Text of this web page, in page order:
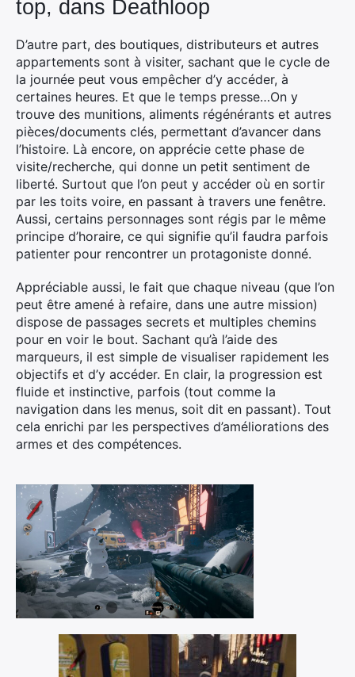
top, dans Deathloop
D’autre part, des boutiques, distributeurs et autres
appartements sont à visiter, sachant que le cycle de
la journée peut vous empêcher d’y accéder, à
certaines heures. Et que le temps presse…On y
trouve des munitions, aliments régénérants et autres
pièces/documents clés, permettant d’avancer dans
l’histoire. Là encore, on apprécie cette phase de
visite/recherche, qui donne un petit sentiment de
liberté. Surtout que l’on peut y accéder où en sortir
par les toits voire, en passant à travers une fenêtre.
Aussi, certains personnages sont régis par le même
principe d’horaire, ce qui signifie qu’il faudra parfois
patienter pour rencontrer un protagoniste donné.
Appréciable aussi, le fait que chaque niveau (que l’on
peut être amené à refaire, dans une autre mission)
dispose de passages secrets et multiples chemins
pour en voir le bout. Sachant qu’à l’aide des
marqueurs, il est simple de visualiser rapidement les
objectifs et d’y accéder. En clair, la progression est
fluide et instinctive, parfois (tout comme la
navigation dans les menus, soit dit en passant). Tout
cela enrichi par les perspectives d’améliorations des
armes et des compétences.